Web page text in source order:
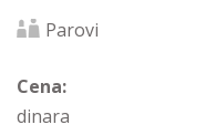
Parovi
Cena:
dinara